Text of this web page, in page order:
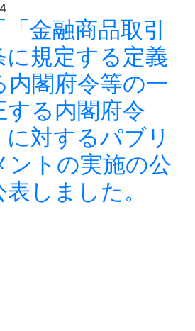
金融商品取引
に規定する定義
内閣府令等の一
する内閣府令
に対するパブリ
ントの実施の公
しました。